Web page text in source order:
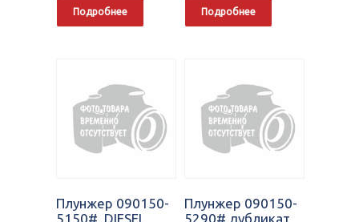
Подробнее Подробнее
Плунжер 090150-
5150#, DIESEL
Плунжер 090150-
5290# дубликат